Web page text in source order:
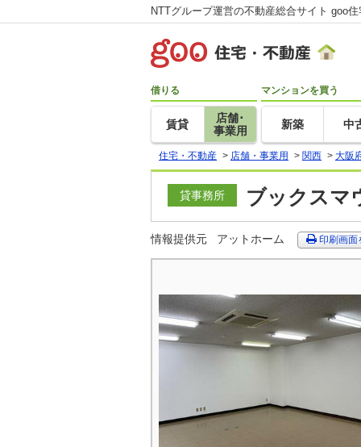
NTTグループ運営の不動産総合サイト goo
借りる
賃貸
店舗･
事業用
マンションを買う
新築 中
住宅・不動産 > 店舗・事業用 > 関西 > 大阪
貸事務所 ブックスマ
情報提供元 アットホーム 印刷画面